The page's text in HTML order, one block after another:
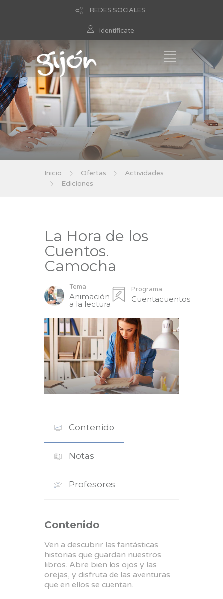
REDES SOCIALES
Identificate
Inicio Ofertas
Actividades
Ediciones
La Hora de los
Cuentos.
Camocha
Tema
Animación
a la lectura
Programa
Cuentacuentos
Contenido
Notas
Profesores
Contenido
Ven a descubrir las fantásticas
historias que guardan nuestros
libros. Abre bien los ojos y las
orejas, y disfruta de las aventuras
que en ellos se cuentan.